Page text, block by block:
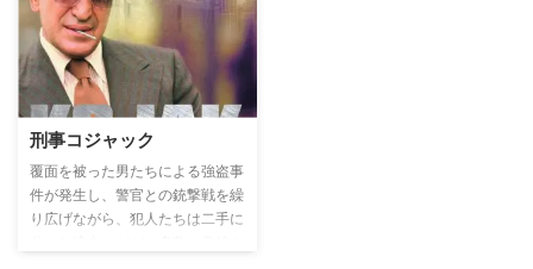
刑事コジャック
覆面を被った男たちによる強盗事
件が発生し、警官との銃撃戦を繰
り広げながら、犯人たちは二手に